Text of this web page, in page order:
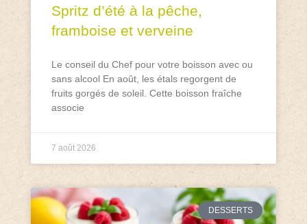
Spritz d’été à la pêche,
framboise et verveine
Le conseil du Chef pour votre boisson avec ou
sans alcool En août, les étals regorgent de
fruits gorgés de soleil. Cette boisson fraîche
associe
7 août 2026
DESSERTS